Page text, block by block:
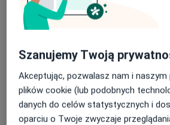
Agata Ciesielska-
3 opinie
Anna Szaran
Szanujemy Twoją
Akceptując, pozwalasz nam i
plików cookie (lub podobnych
danych do celów statystycznych i
oparciu o Twoje zwyczaje